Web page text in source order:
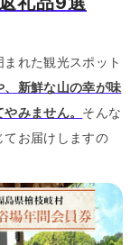
れた観光スポット
新鮮な山の幸が味
みません。 そんな
お届けしますの